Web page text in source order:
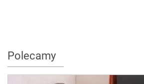
Polecamy